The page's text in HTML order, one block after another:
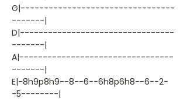
G|---------------------------------
-------|
D|---------------------------------
-------|
A|---------------------------------
-------|
E|-8h9p8h9--8--6--6h8p6h8--6--2-
-5--------|